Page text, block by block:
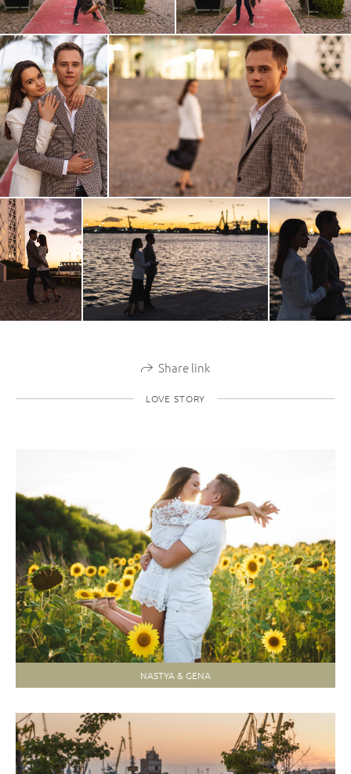
Share link
LOVE STORY
NASTYA & GENA